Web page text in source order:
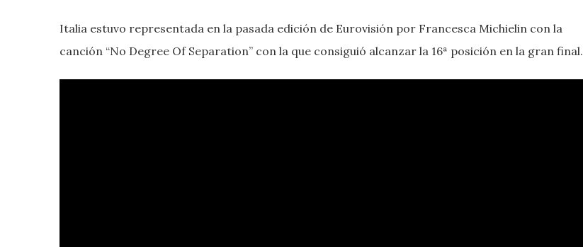
Italia estuvo representada en la pasada edición de Eurovisión por Francesca Michielin con la
canción “No Degree Of Separation” con la que consiguió alcanzar la 16ª posición en la gran final.